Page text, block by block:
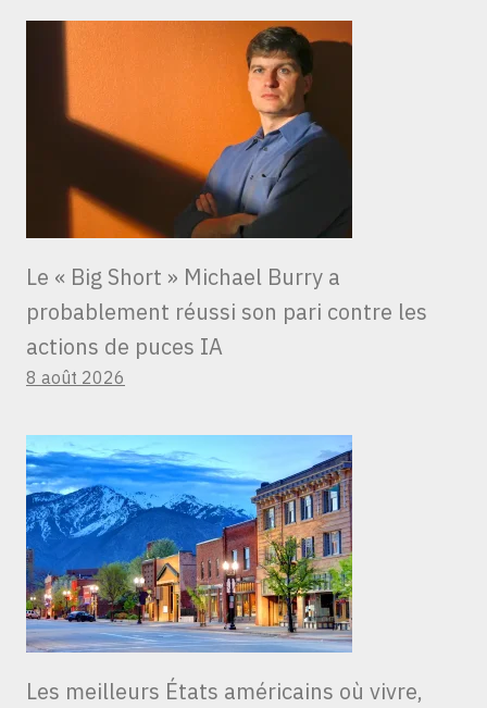
Le « Big Short » Michael Burry a
probablement réussi son pari contre les
actions de puces IA
8 août 2026
Les meilleurs États américains où vivre,